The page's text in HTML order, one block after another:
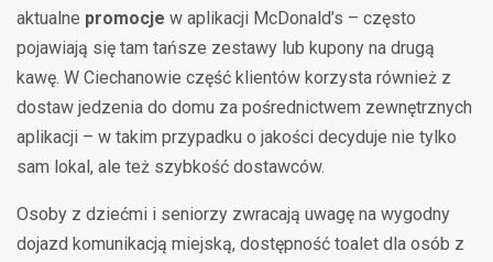
aktualne promocje w aplikacji McDonald’s – często
pojawiają się tam tańsze zestawy lub kupony na drugą
kawę. W Ciechanowie część klientów korzysta również z
dostaw jedzenia do domu za pośrednictwem zewnętrznych
aplikacji – w takim przypadku o jakości decyduje nie tylko
sam lokal, ale też szybkość dostawców.
Osoby z dziećmi i seniorzy zwracają uwagę na wygodny
dojazd komunikacją miejską, dostępność toalet dla osób z